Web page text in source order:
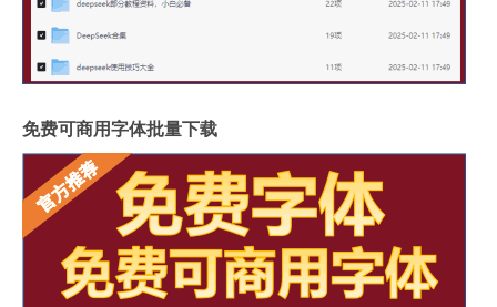
免费可商用字体批量下载